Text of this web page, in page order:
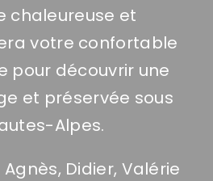
chaleureuse et
votre confortable
pour découvrir une
et préservée sous
Alpes.
Agnès, Didier, Valérie